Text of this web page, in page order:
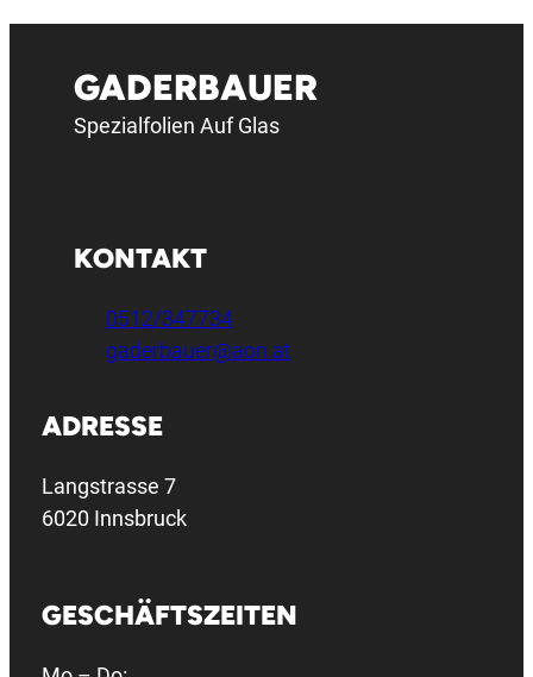
GADERBAUER
Spezialfolien Auf Glas
KONTAKT
0512/347734
gaderbauer@aon.at
ADRESSE
Langstrasse 7
6020 Innsbruck
GESCHÄFTSZEITEN